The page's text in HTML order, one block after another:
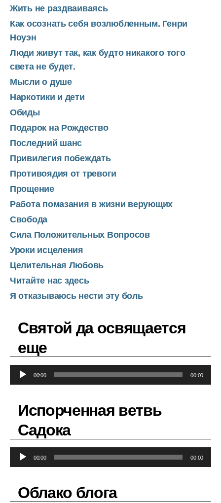
Жить не раздваиваясь
Как осознать себя возлюбленным. Генри
Ноуэн
Люди живут так, как будто никакого того
света не будет.
Мысли о душе
Наркотики и дети
Обиды
Подарок на Рождество
Последний шанс
Привилегия побеждать
Противоядия от тревоги
Прощение
Работа помазания в жизни верующих
Свобода
Сила Положительных Вопросов
Уроки исцеления
Целительная Любовь
Читайте нас здесь
Я отказываюсь нести эту боль
Святой да освящается
еще
у
л
00:00 00:00
Испорченная ветвь
Садока
у
00:00 00:00
Облако блога